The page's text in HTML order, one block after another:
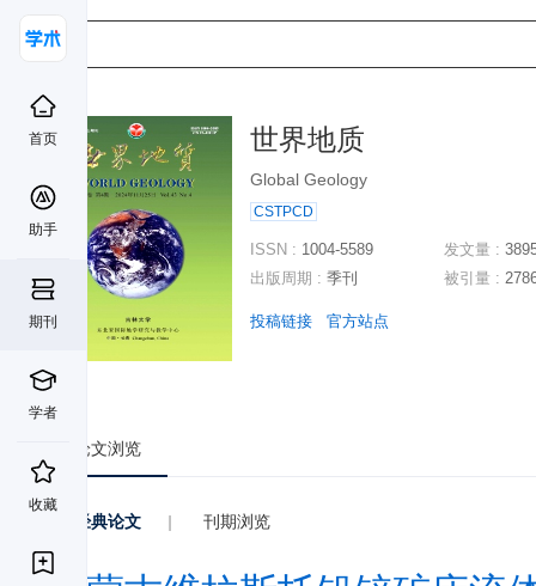
首页
助手
期刊
学者
收藏
世界地质
Global Geology
CSTPCD
ISSN : 1004-5589
出版周期 : 季刊
发文量 :
被引量 :
投稿链接 官方站点
论文浏览
经典论文 | 刊期浏览